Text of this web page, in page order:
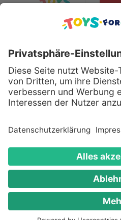
Sicher
Alle genannten Produkte
Warenzeichen der
Copyright © 2008 - 2026
Rechte